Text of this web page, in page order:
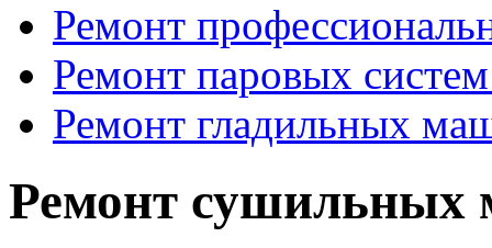
Ремонт
Ремонт паровых
Ремонт гладильных
Ремонт сушильных